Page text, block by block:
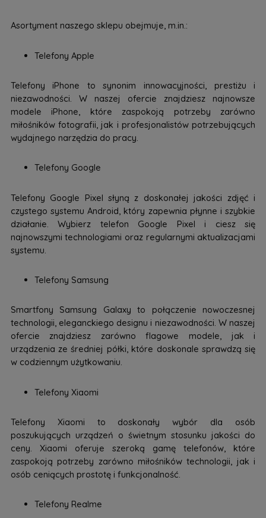
Asortyment naszego sklepu obejmuje, m.in.:
Telefony Apple
Telefony iPhone to synonim innowacyjności, prestiżu i
niezawodności. W naszej ofercie znajdziesz najnowsze
modele iPhone, które zaspokoją potrzeby zarówno
miłośników fotografii, jak i profesjonalistów potrzebujących
wydajnego narzędzia do pracy.
Telefony Google
Telefony Google Pixel słyną z doskonałej jakości zdjęć i
czystego systemu Android, który zapewnia płynne i szybkie
działanie. Wybierz telefon Google Pixel i ciesz się
najnowszymi technologiami oraz regularnymi aktualizacjami
systemu.
Telefony Samsung
Smartfony Samsung Galaxy to połączenie nowoczesnej
technologii, eleganckiego designu i niezawodności. W naszej
ofercie znajdziesz zarówno flagowe modele, jak i
urządzenia ze średniej półki, które doskonale sprawdzą się
w codziennym użytkowaniu.
Telefony Xiaomi
Telefony Xiaomi to doskonały wybór dla osób
poszukujących urządzeń o świetnym stosunku jakości do
ceny. Xiaomi oferuje szeroką gamę telefonów, które
zaspokoją potrzeby zarówno miłośników technologii, jak i
osób ceniących prostotę i funkcjonalność.
Telefony Realme